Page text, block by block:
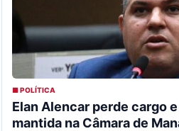
■ POLÍTICA
Elan Alencar perde cargo
mantida na Câmara de